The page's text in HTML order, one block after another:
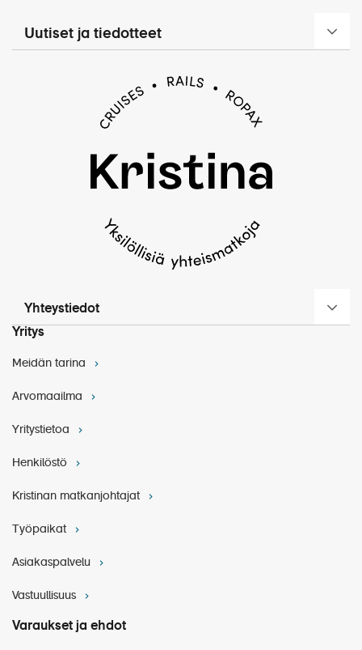
Uutiset ja tiedotteet
Yhteystiedot
Yritys
Meidän tarina
Arvomaailma
Yritystietoa
Henkilöstö
Kristinan matkanjohtajat
Työpaikat
Asiakaspalvelu
Vastuullisuus
Varaukset ja ehdot